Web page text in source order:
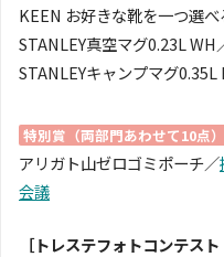
KEEN お好きな靴を一つ選
STANLEY真空マグ0.23L WH
STANLEYキャンプマグ0.35L
特別賞（両部門あわせて10点）
アリガト山ゼロゴミポーチ／
会議
［トレステフォトコンテス